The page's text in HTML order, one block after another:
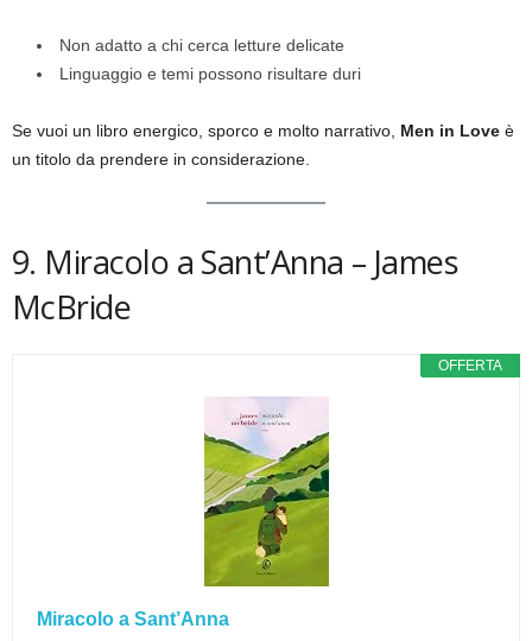
Non adatto a chi cerca letture delicate
Linguaggio e temi possono risultare duri
Se vuoi un libro energico, sporco e molto narrativo, Men in Love è
un titolo da prendere in considerazione.
9. Miracolo a Sant’Anna – James
McBride
OFFERTA
Miracolo a Sant’Anna